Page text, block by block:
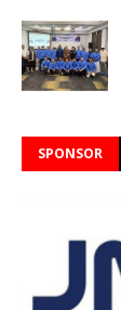
SPONSOR